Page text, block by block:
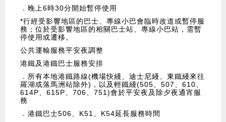
．晚上6時30分開始暫停使用
*行經受影響地區的巴士、專線小巴會臨時改道或暫停服
務；位於受影響地區的相關巴士站、專線小巴站，需暫
停使用或遷移。
公共運輸服務平安夜調整
港鐵及港鐵巴士服務安排
．所有本地港鐵路線(機場快綫、迪士尼綫、東鐵綫來往
羅湖或落馬洲站除外)，以及輕鐵綫(505、507、610、
614P、615P、706、751)會於平安夜及除夕夜通宵服
務
．港鐵巴士506、K51、K54延長服務時間